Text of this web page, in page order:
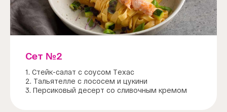
Сет №2
1. Стейк-салат с соусом Техас
2. Тальятелле с лососем и цукини
3. Персиковый десерт со сливочным кремом